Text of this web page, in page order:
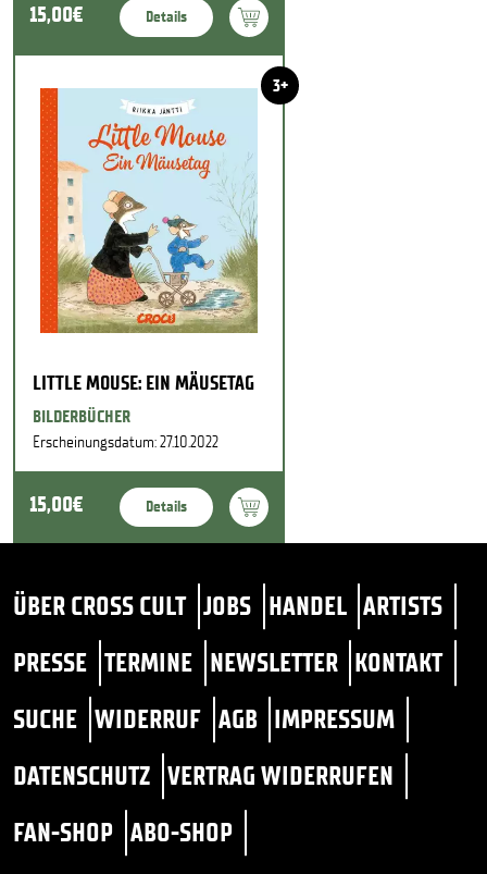
15,00€ Details
3+
LITTLE MOUSE: EIN MÄUSETAG
BILDERBÜCHER
Erscheinungsdatum: 27.10.2022
15,00€ Details
ÜBER CROSS CULT JOBS HANDEL ARTISTS
PRESSE TERMINE NEWSLETTER KONTAKT
SUCHE WIDERRUF AGB IMPRESSUM
DATENSCHUTZ VERTRAG WIDERRUFEN
FAN-SHOP ABO-SHOP